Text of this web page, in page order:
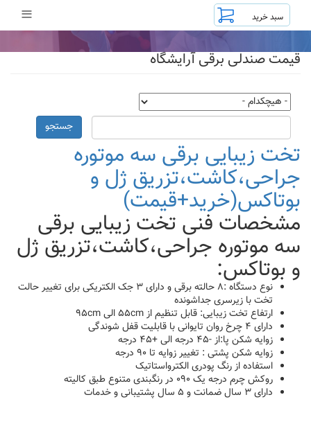
محتوای
≡
قیمت صندلی برقی آرایشگاه
جستجو
تخت زیبایی برقی سه موتوره
جراحی،کاشت،تزریق ژل و
بوتاکس(خرید+قیمت)
مشخصات فنی تخت زیبایی برقی
سه موتوره جراحی،کاشت،تزریق ژل
و بوتاکس:
نوع دستگاه :۸ حالته برقی و دارای ۳ جک الکتریکی برای تغییر حالت
تخت با زیرسری جداشونده
ارتفاع تخت زیبایی: قابل تنظیم از ۵۵cm الی ۹۵cm
دارای ۴ چرخ روان تایوانی با قابلیت قفل شوندگی
زوایه شکن پا:از -۴۵ درجه الی +۴۵ درجه
زوایه شکن پشتی : تغییر زوایه تا ۹۰ درجه
استفاده از رنگ پودری الکترواستاتیک
روکش چرم درجه یک ۰۹۰ در رنگبندی متنوع طبق کالیته
دارای ۳ سال ضمانت و ۵ سال پشتیبانی و خدمات